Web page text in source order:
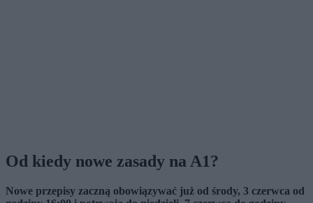
Od kiedy nowe zasady na A1?
Nowe przepisy zaczną obowiązywać już od środy, 3 czerwca od